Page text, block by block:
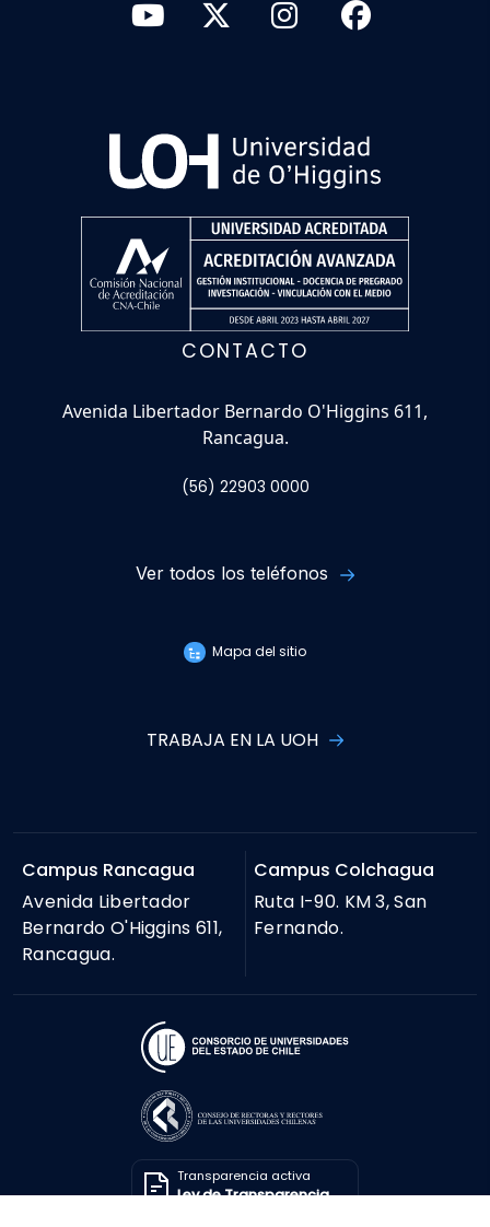
CONTACTO
Avenida Libertador Bernardo O'Higgins 611,
Rancagua.
(56) 22903 0000
Ver todos los teléfonos
Mapa del sitio
TRABAJA EN LA UOH
Campus Rancagua
Avenida Libertador
Bernardo O'Higgins 611,
Rancagua.
Campus Colchagua
Ruta I-90. KM 3, San
Fernando.
Transparencia activa
Ley de Transparencia